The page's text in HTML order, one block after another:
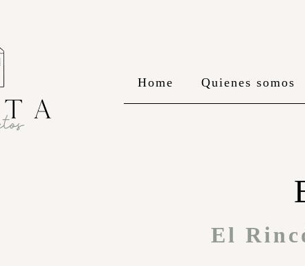
Home Quienes somos
El